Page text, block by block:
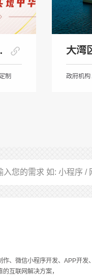
心
制
、微信小程序开发、APP开发、
互联网解决方案，